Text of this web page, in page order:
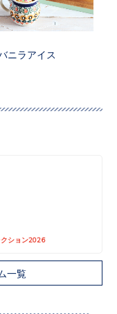
ニラアイス
ション2026
一覧